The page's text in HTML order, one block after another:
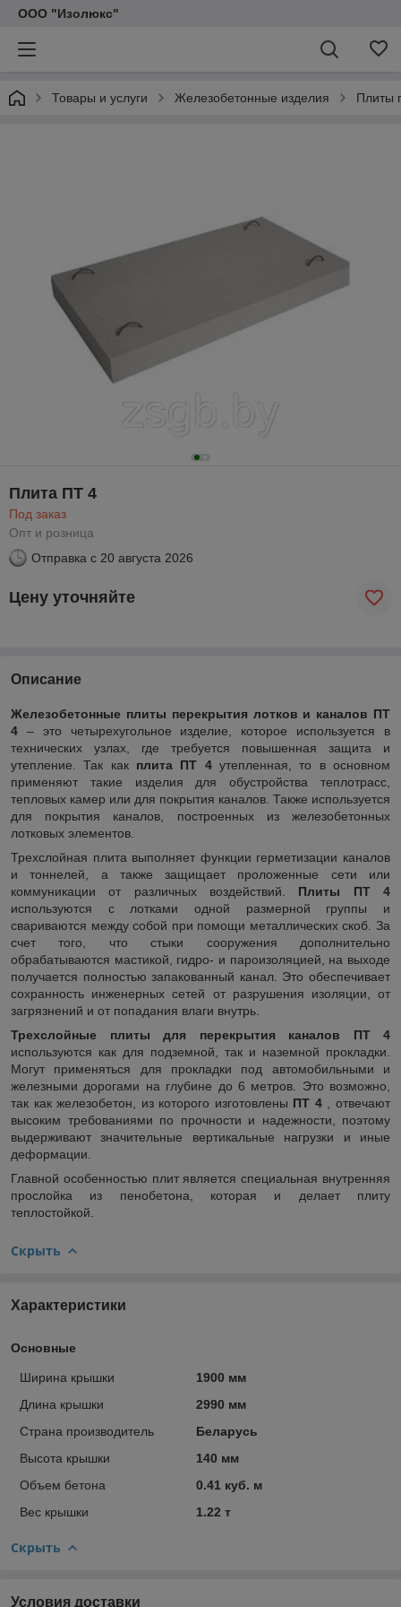
ООО "Изолюкс"
Товары и услуги Железобетонные изделия Плиты
Плита ПТ 4
Под заказ
Опт и розница
Отправка с 20 августа 2026
Цену уточняйте
Описание
Железобетонные плиты перекрытия лотков и каналов ПТ
4 – это четырехугольное изделие, которое используется в
технических узлах, где требуется повышенная защита и
утепление. Так как плита ПТ 4 утепленная, то в основном
применяют такие изделия для обустройства теплотрасс,
тепловых камер или для покрытия каналов. Также используется
для покрытия каналов, построенных из железобетонных
лотковых элементов.
Трехслойная плита выполняет функции герметизации каналов
и тоннелей, а также защищает проложенные сети или
коммуникации от различных воздействий. Плиты ПТ 4
используются с лотками одной размерной группы и
свариваются между собой при помощи металлических скоб. За
счет того, что стыки сооружения дополнительно
обрабатываются мастикой, гидро- и пароизоляцией, на выходе
получается полностью запакованный канал. Это обеспечивает
сохранность инженерных сетей от разрушения изоляции, от
загрязнений и от попадания влаги внутрь.
Трехслойные плиты для перекрытия каналов ПТ 4
используются как для подземной, так и наземной прокладки.
Могут применяться для прокладки под автомобильными и
железными дорогами на глубине до 6 метров. Это возможно,
так как железобетон, из которого изготовлены ПТ 4
, отвечают
высоким требованиями по прочности и надежности, поэтому
выдерживают значительные вертикальные нагрузки и иные
деформации.
Главной особенностью плит является специальная внутренняя
прослойка из пенобетона, которая и делает плиту
теплостойкой.
Скрыть
Характеристики
Основные
Ширина крышки
1900 мм
Длина крышки
2990 мм
Страна производитель
Беларусь
Высота крышки
140 мм
Объем бетона
0.41 куб. м
Вес крышки
1.22 т
Скрыть
Условия доставки